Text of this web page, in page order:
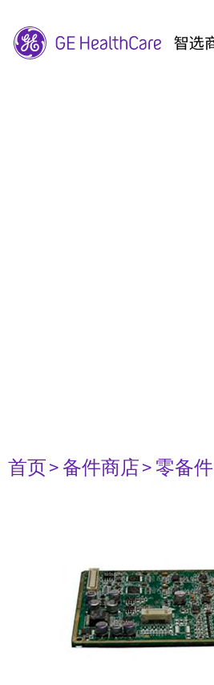
首页> 备件商店> 零备件